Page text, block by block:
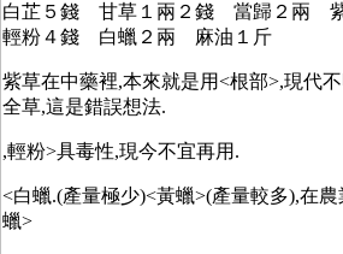
白芷５錢 甘草１兩２錢 當歸２兩
輕粉４錢 白蠟２兩 麻油１斤
紫草在中藥裡,本來就是用<根部>,現代
全草,這是錯誤想法.
,輕粉>具毒性,現今不宜再用.
<白蠟.(產量極少)<黃蠟>(產量較多),在
蠟>